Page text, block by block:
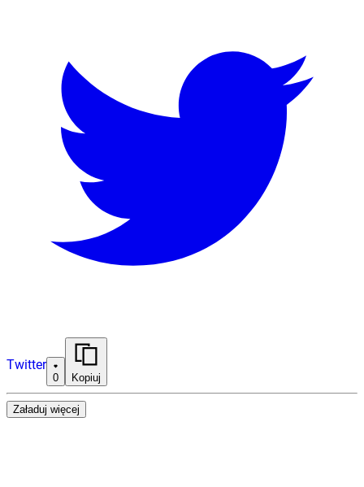
Twitter
0 Kopiuj
Załaduj więcej